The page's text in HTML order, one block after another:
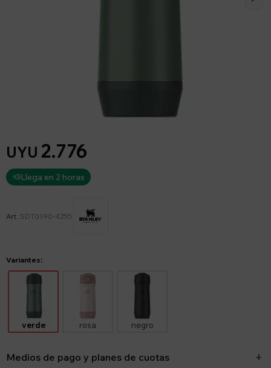
UYU 2.776
Llega en 2 horas
SDT0190-4255
Variantes:
verde rosa negro
Medios de pago y planes de cuotas